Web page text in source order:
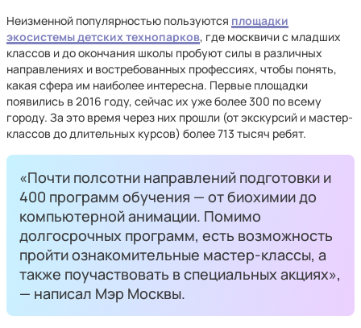
Неизменной популярностью пользуются площадки
экосистемы детских технопарков, где москвичи с младших
классов и до окончания школы пробуют силы в различных
направлениях и востребованных профессиях, чтобы понять,
какая сфера им наиболее интересна. Первые площадки
появились в 2016 году, сейчас их уже более 300 по всему
городу. За это время через них прошли (от экскурсий и мастер-
классов до длительных курсов) более 713 тысяч ребят.
«Почти полсотни направлений подготовки и
400 программ обучения — от биохимии до
компьютерной анимации. Помимо
долгосрочных программ, есть возможность
пройти ознакомительные мастер-классы, а
также поучаствовать в специальных акциях»,
— написал Мэр Москвы.